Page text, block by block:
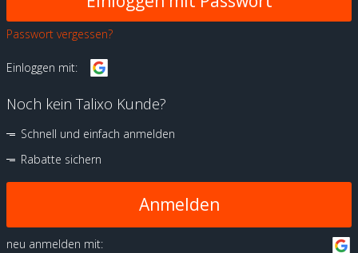
Passwort vergessen?
Einloggen mit:
Noch kein Talixo Kunde?
Schnell und einfach anmelden
Rabatte sichern
Anmelden
neu anmelden mit: